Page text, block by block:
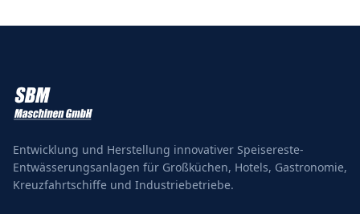
Entwicklung und Herstellung innovativer Speisereste-
Entwässerungsanlagen für Großküchen, Hotels, Gastronomie,
Kreuzfahrtschiffe und Industriebetriebe.